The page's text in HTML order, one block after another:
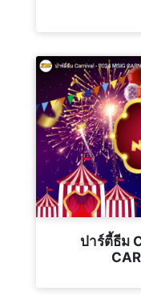
ปาร์ตี้ธีม